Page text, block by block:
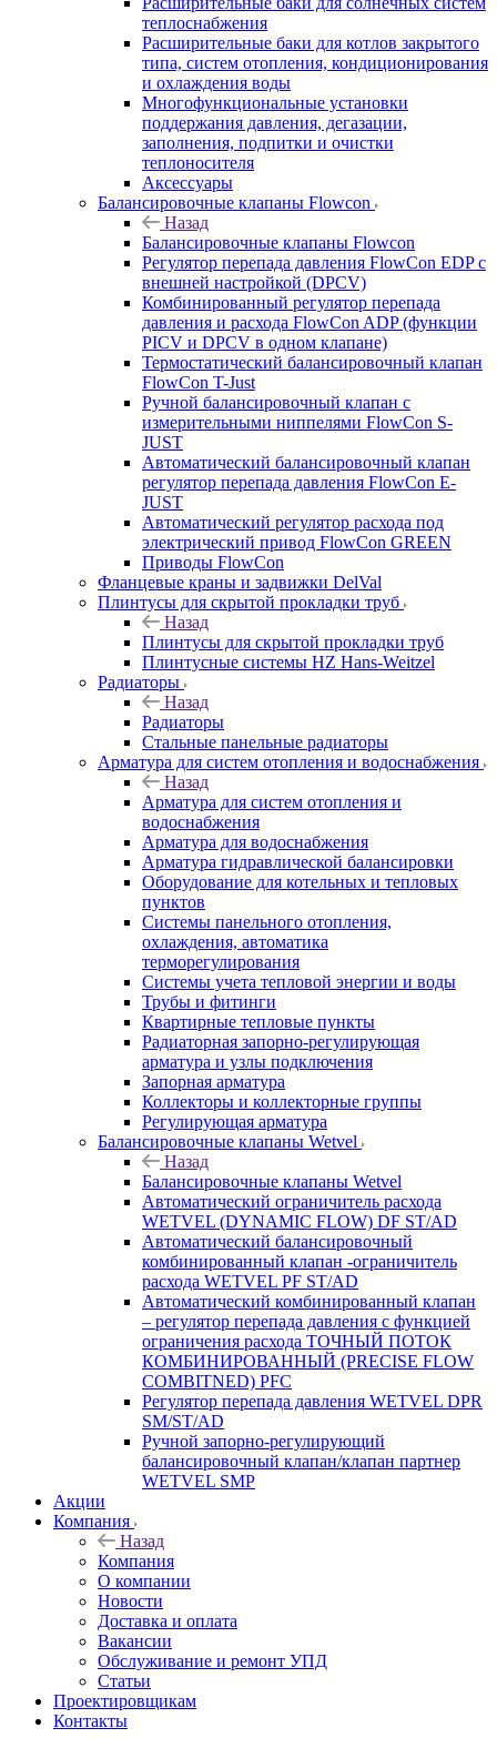
теплоснабжения
Расширительные баки для котлов закрытого
типа, систем отопления, кондиционирования
и охлаждения воды
Многофункциональные установки
поддержания давления, дегазации,
заполнения, подпитки и очистки
теплоносителя
Аксессуары
Балансировочные клапаны Flowcon
Назад
Балансировочные клапаны Flowcon
Регулятор перепада давления FlowСon EDP с
внешней настройкой (DPCV)
Комбинированный регулятор перепада
давления и расхода FlowСon ADP (функции
PICV и DPCV в одном клапане)
Термостатический балансировочный клапан
FlowСon T-Just
Ручной балансировочный клапан с
измерительными ниппелями FlowСon S-
JUST
Автоматический балансировочный клапан
регулятор перепада давления FlowСon E-
JUST
Автоматический регулятор расхода под
электрический привод FlowСon GREEN
Приводы FlowCon
Фланцевые краны и задвижки DelVal
Плинтусы для скрытой прокладки труб
Назад
Плинтусы для скрытой прокладки труб
Плинтусные системы HZ Hans-Weitzel
Радиаторы
Назад
Радиаторы
Стальные панельные радиаторы
Арматура для систем отопления и водоснабжения
Назад
Арматура для систем отопления и
водоснабжения
Арматура для водоснабжения
Арматура гидравлической балансировки
Оборудование для котельных и тепловых
пунктов
Системы панельного отопления,
охлаждения, автоматика
терморегулирования
Системы учета тепловой энергии и воды
Трубы и фитинги
Квартирные тепловые пункты
Радиаторная запорно-регулирующая
арматура и узлы подключения
Запорная арматура
Коллекторы и коллекторные группы
Регулирующая арматура
Балансировочные клапаны Wetvel
Назад
Балансировочные клапаны Wetvel
Автоматический ограничитель расхода
WETVEL (DYNAMIC FLOW) DF ST/AD
Автоматический балансировочный
комбинированный клапан -ограничитель
расхода WETVEL PF ST/AD
Автоматический комбинированный клапан
– регулятор перепада давления с функцией
ограничения расхода ТОЧНЫЙ ПОТОК
КОМБИНИРОВАННЫЙ (PRECISE FLOW
COMBIТNED) PFC
Регулятор перепада давления WETVEL DPR
SM/ST/AD
Ручной запорно-регулирующий
балансировочный клапан/клапан партнер
WETVEL SMP
Акции
Компания
Назад
Компания
О компании
Новости
Доставка и оплата
Вакансии
Обслуживание и ремонт УПД
Статьи
Проектировщикам
Контакты